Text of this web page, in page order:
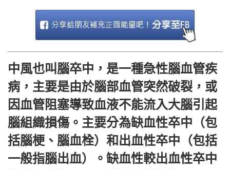
中風也叫腦卒中，是一種急性腦血管疾
病，主要是由於腦部血管突然破裂，或
因血管阻塞導致血液不能流入大腦引起
腦組織損傷。主要分為缺血性卒中（包
括腦梗、腦血栓）和出血性卒中（包括
一般指腦出血）。缺血性較出血性卒中